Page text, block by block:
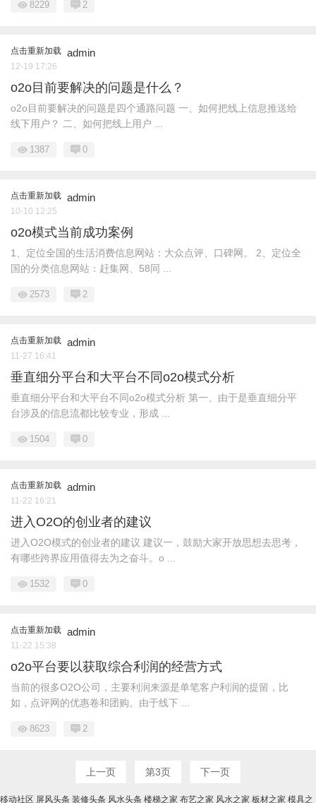
8229 2
点击重新加载 admin
12-19 17:26
o2o目前要解决的问题是什么？
o2o目前要解决的问题是四个通路问题 一、如何把线上信息推送给
线下用户？ 二、如何把线上用户 ...
1387 0
点击重新加载 admin
10-10 12:25
o2o模式当前成功案例
1、定位全国的生活消费信息网站：大众点评、口碑网。 2、定位全
国的分类信息网站：赶集网、58同 ...
2573 2
点击重新加载 admin
11-27 16:41
垂直细分平台和大平台不同o2o模式分析
垂直细分平台和大平台不同o2o模式分析 第一、由于是垂直细分平
台涉及的信息流都比较专业，形成 ...
1504 0
点击重新加载 admin
11-22 16:21
进入O2O的创业者的建议
进入O2O模式的创业者的建议 建议一，鼓励大家开放思想去思考，
有哪些跨界应用值得去为之奋斗。o ...
1532 0
点击重新加载 admin
11-22 15:38
o2o平台要以获取综合利润的经营方式
当前的很多O2O公司，主要利润来源是单笔客户利润的提留，比
如，点评网的优惠卷和团购。由于线下 ...
8623 2
上一页 第3页 下一页
移动社区 屏风头条 装修头条 风水头条 楼梯之家 布艺之家 风水之家 板材之家 模具之